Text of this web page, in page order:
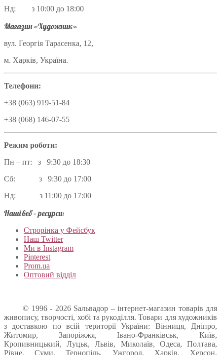
Нд: з 10:00 до 18:00
Магазин «Художник»
вул. Георгія Тарасенка, 12,
м. Харків, Україна.
Телефони:
+38 (063) 919-51-84
+38 (068) 146-07-55
Режим роботи:
Пн – пт: з 9:30 до 18:30
Сб: з 9:30 до 17:00
Нд: з 11:00 до 17:00
Наші веб – ресурси:
Строрінка у Фейсбук
Наш Twitter
Ми в Instagram
Pinterest
Prom.ua
Оптовий відділ
© 1996 - 2026 Sальвадор – інтернет-магазин товарів для
живопису, творчості, хобі та рукоділля. Товари для художників
з доставкою по всій території України: Вінниця, Дніпро,
Житомир, Запоріжжя, Івано-Франківськ, Київ,
Кропивницький, Луцьк, Львів, Миколаїв, Одеса, Полтава,
Рівне, Суми, Тернопіль, Ужгород, Харків, Херсон,